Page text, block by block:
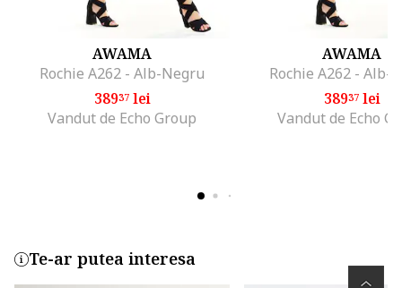
AWAMA
Rochie A262 - Alb-Negru
38937lei
Vandut de Echo Group
AWAMA
Rochie A262 - Alb-
38937lei
Vandut de Echo
Te-ar putea interesa